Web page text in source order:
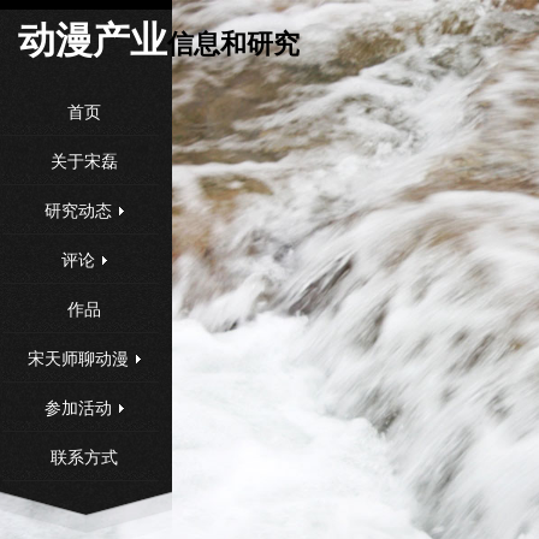
动漫产业信息和研究
首页
关于宋磊
研究动态
评论
作品
宋天师聊动漫
参加活动
联系方式